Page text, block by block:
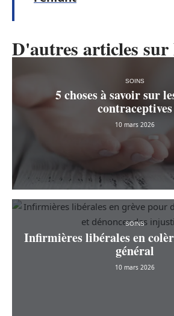
D'autres articles sur
SOINS
5 choses à savoir sur
contraceptives
10 mars 2026
SOINS
Infirmières libérales en
général
10 mars 2026